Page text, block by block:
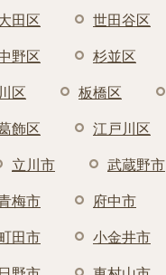
田区 世田谷区
野区 杉並区
区 板橋区
飾区 江戸川区
立川市 武蔵野市
梅市 府中市
田市 小金井市